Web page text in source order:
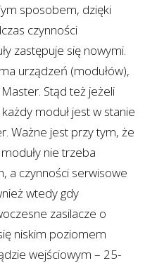
sposobem, dzięki
czynności
zastępuje się nowymi.
urządzeń (modułów),
Stąd też jeżeli
moduł jest w stanie
Ważne jest przy tym, że
nie trzeba
a czynności serwisowe
wtedy gdy
zasilacze o
niskim poziomem
wejściowym – 25-